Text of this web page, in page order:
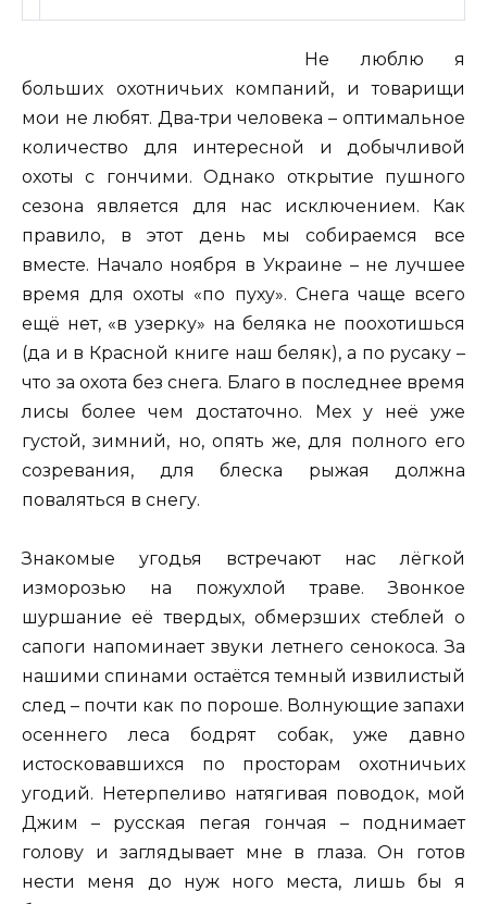
Не люблю я
больших охотничьих компаний, и товарищи
мои не любят. Два-три человека – оптимальное
количество для интересной и добычливой
охоты с гончими. Однако открытие пушного
сезона является для нас исключением. Как
правило, в этот день мы собираемся все
вместе. Начало ноября в Украине – не лучшее
время для охоты «по пуху». Снега чаще всего
ещё нет, «в узерку» на беляка не поохотишься
(да и в Красной книге наш беляк), а по русаку –
что за охота без снега. Благо в последнее время
лисы более чем достаточно. Мех у неё уже
густой, зимний, но, опять же, для полного его
созревания, для блеска рыжая должна
поваляться в снегу.
Знакомые угодья встречают нас лёгкой
изморозью на пожухлой траве. Звонкое
шуршание её твердых, обмерзших стеблей о
сапоги напоминает звуки летнего сенокоса. За
нашими спинами остаётся темный извилистый
след – почти как по пороше. Волнующие запахи
осеннего леса бодрят собак, уже давно
истосковавшихся по просторам охотничьих
угодий. Нетерпеливо натягивая поводок, мой
Джим – русская пегая гончая – поднимает
голову и заглядывает мне в глаза. Он готов
нести меня до нуж ного места, лишь бы я